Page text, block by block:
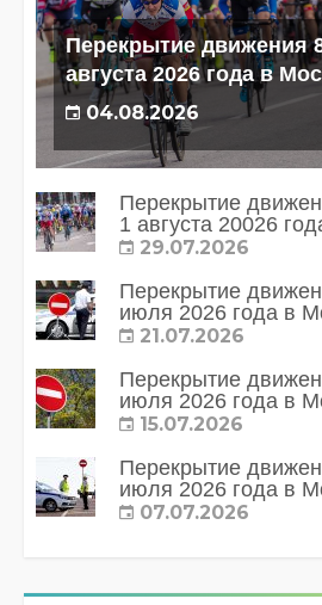
Перекрытие движения
августа 2026 года в
04.08.2026
Перекрытие
1 августа 20026
29.07.2026
Перекрытие
июля 2026 года в
21.07.2026
Перекрытие
июля 2026 года в
15.07.2026
Перекрытие
июля 2026 года в
07.07.2026